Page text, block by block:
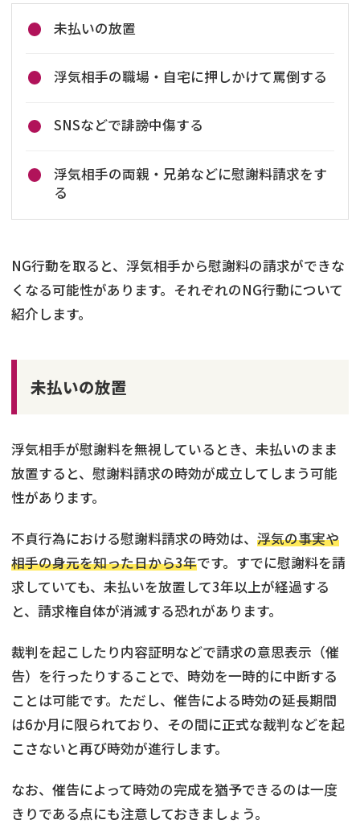
未払いの放置
浮気相手の職場・自宅に押しかけて罵倒する
SNSなどで誹謗中傷する
浮気相手の両親・兄弟などに慰謝料請求をす
る
NG行動を取ると、浮気相手から慰謝料の請求ができな
くなる可能性があります。それぞれのNG行動について
紹介します。
未払いの放置
浮気相手が慰謝料を無視しているとき、未払いのまま
放置すると、慰謝料請求の時効が成立してしまう可能
性があります。
不貞行為における慰謝料請求の時効は、 浮気の事実や
相手の身元を知った日から3年です。すでに慰謝料を請
求していても、未払いを放置して3年以上が経過する
と、請求権自体が消滅する恐れがあります。
裁判を起こしたり内容証明などで請求の意思表示（催
告）を行ったりすることで、時効を一時的に中断する
ことは可能です。ただし、催告による時効の延長期間
は6か月に限られており、その間に正式な裁判などを起
こさないと再び時効が進行します。
なお、催告によって時効の完成を猶予できるのは一度
きりである点にも注意しておきましょう。